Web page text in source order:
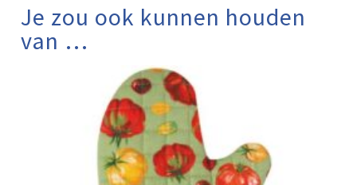
Je zou ook kunnen houden
van …